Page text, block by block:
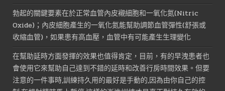
勃起的關鍵要素在於正常血管內皮襯細胞和一氧化氮(Nitric
Oxide)；內皮細胞產生的一氧化氮能幫助調節血管彈性(舒張或
收縮血管)，如果患有高血壓，血管中有可能產生生理變化
在幫助延時方面發揮的效果也值得肯定，目前，有的早洩患者也
會使用它來幫助自己達到不錯的延時和改善行房時間效果。但要
注意的一件事時,訓練持久用的最好是手動的,因為由你自己的控